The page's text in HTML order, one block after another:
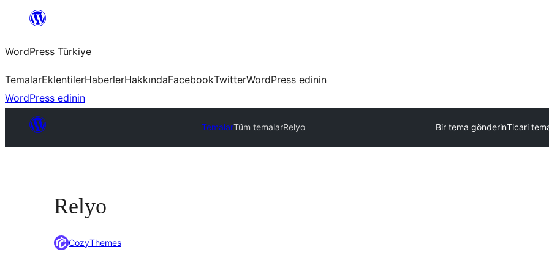
İçeriğe
WordPress Türkiye
TemalarEklentilerHaberlerHakkındaFacebookTwitterWordPress edinin
WordPress edinin
TemalarTüm temalarRelyo Bir tema gönderinTicari
Relyo
CozyThemes